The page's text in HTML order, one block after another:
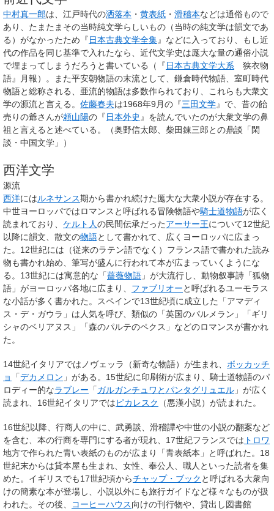
中村真一郎は、江戸時代の洒落本 ・ 黄表紙 ・ 滑稽本などは通俗もので
あり、たまたまその当時純文学らしいもの（当時の純文学は韻文であ
る）がなかったため『日本古典文学全集』などに入っており、もし近
代の作品を同じ基準で入れたなら、近代文学史は厖大な量の通俗小説
で埋まってしまうだろうと書いている（『日本古典文学大系 狭衣物
語』月報）。また平安朝物語の末流として、鎌倉時代物語、室町時代
物語と総称される、亜流的物語は多数作られており、これらも大衆文
学の源流と言える。 佐藤春夫は1968年9月の『三田文学』で、昔の飴
売りの爺さんが頼山陽の『日本外史 』を読んでいたのが大衆文学の鼻
祖と言えると述べている。（奥野信太郎、柴田錬三郎との鼎談「閑
談・中国文学」）
西洋文学
源流
西洋にはルネサンス期から書かれ続けた厖大な大衆小説が存在する。
中世ヨーロッパではロマンス と呼ばれる冒険物語や騎士道物語が広く
読まれており、 ケルト人の民間伝承だったアーサー王について12世紀
以降に韻文、散文の物語として書かれて、広くヨーロッパに広まっ
た。12世紀には（従来のラテン語でなく）フランス語で書かれた読み
物も書かれ始め、筆写が盛んに行われて本が広まっていくようにな
る。13世紀には寓意的な「薔薇物語 」が大流行し、動物叙事詩「狐物
語」がヨーロッパ各地に広まり、 ファブリオーと呼ばれるユーモラス
な小話が多く書かれた。スペインで13世紀頃に成立した「アマディ
ス・デ・ガウラ」は人気を呼び、類似の「英国のパルメラン」「ギリ
シャのベリアヌス」「森のパルテのペクス」などのロマンスが書かれ
た。
14世紀イタリアでは ノヴェッラ （新奇な物語）が生まれ、 ボッカッチ
ョ
「デカメロン 」がある。15世紀に印刷術が広まり、騎士道物語のパ
ロディー的なラブレー 「ガルガンチュワとパンタグリュエル 」が広く
読まれ、16世紀イタリアではピカレスク （悪漢小説）が読まれた。
16世紀以降、行商人の中に、武勇談、滑稽譚や中世の小説の翻案など
を含む、本の行商を専門にする者が現れ、17世紀フランスでは トロワ
地方で作られた青い表紙のものが広まり「青表紙本」と呼ばれた。18
世紀末からは貸本屋も生まれ、女性、奉公人、職人といった読者を集
めた。イギリスでも17世紀頃からチャップ・ブック と呼ばれる大衆向
けの簡素な本が登場し、小説以外にも旅行ガイドなど様々なものが扱
われた。その後、
コーヒーハウス向けの刊行物や、貸出し図書館